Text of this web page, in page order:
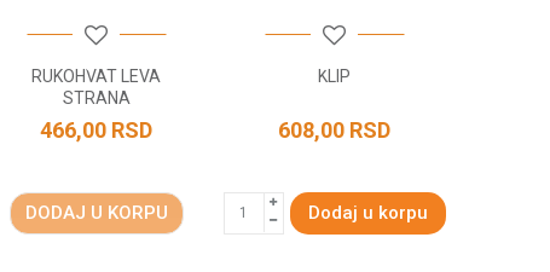
RUKOHVAT LEVA
STRANA
466,00 RSD
DODAJ U KORPU
KLIP
608,00 RSD
Dodaj u korpu